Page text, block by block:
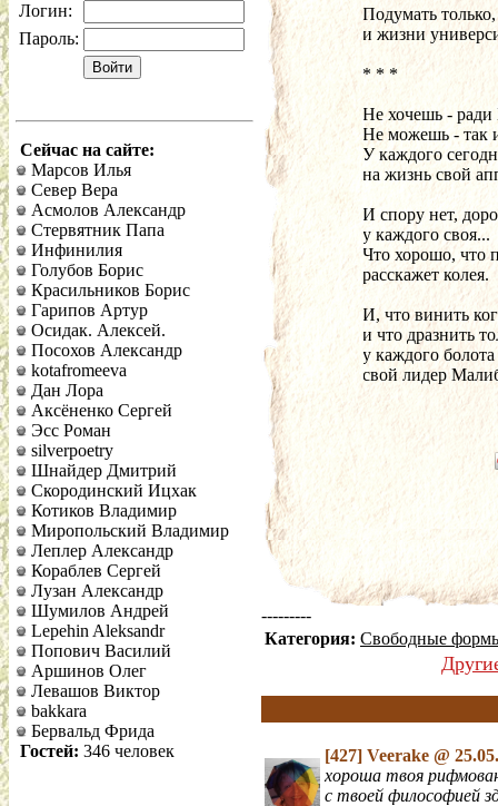
Логин:
Пароль:
Сейчас на сайте:
Марсов Илья
Север Вера
Асмолов Александр
Стервятник Папа
Инфинилия
Голубов Борис
Красильников Борис
Гарипов Артур
Осидак. Алексей.
Посохов Александр
kotafromeeva
Дан Лора
Аксёненко Сергей
Эсс Роман
silverpoetry
Шнайдер Дмитрий
Скородинский Ицхак
Котиков Владимир
Миропольский Владимир
Леплер Александр
Кораблев Сергей
Лузан Александр
Шумилов Андрей
Lepehin Aleksandr
Попович Василий
Аршинов Олег
Левашов Виктор
bakkara
Бервальд Фрида
Гостей: 346 человек
Подумать
и жизни
* * *
Не хочешь - ради
Не можешь - так
У каждого
на жизнь свой
И спору нет,
у каждого своя...
Что хорошо, что
расскажет колея.
И, что винить
и что дразнить
у каждого болота
свой лидер
---------
Категория: Свободные
[427] Veerake @
хороша твоя
с твоей философией